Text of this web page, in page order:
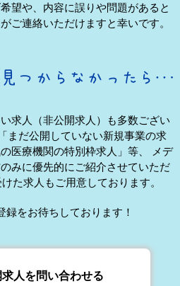
望や、内容に誤りや問題があると
ご連絡いただけますと幸いです。
求人（非公開求人）も多数ござい
まだ公開していない新規事業の求
医療機関の特別枠求人」等、
メデ
みに優先的にご紹介させていただ
た求人もご用意しております。
録をお待ちしております！
人を問い合わせる